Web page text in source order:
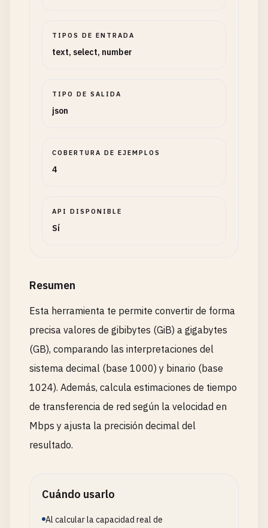
TIPOS DE ENTRADA
text, select, number
TIPO DE SALIDA
json
COBERTURA DE EJEMPLOS
4
API DISPONIBLE
Sí
Resumen
Esta herramienta te permite convertir de forma
precisa valores de gibibytes (GiB) a gigabytes
(GB), comparando las interpretaciones del
sistema decimal (base 1000) y binario (base
1024). Además, calcula estimaciones de tiempo
de transferencia de red según la velocidad en
Mbps y ajusta la precisión decimal del
resultado.
Cuándo usarlo
Al calcular la capacidad real de